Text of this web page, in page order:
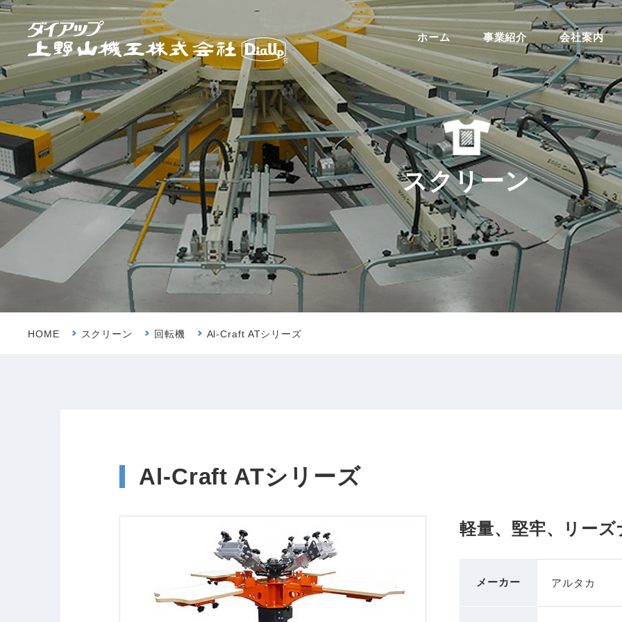
ホーム 事業紹介 会社案内
スクリーン
HOME スクリーン 回転機 Al-Craft ATシリーズ
Al-Craft ATシリーズ
軽量、堅牢、リー
メーカー アルタカ